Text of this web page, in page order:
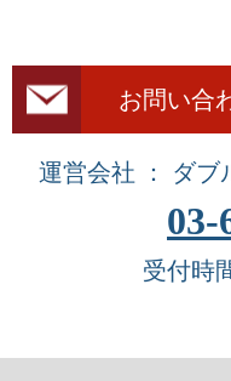
お問い合
運営会社 ： ダブ
03-
受付時